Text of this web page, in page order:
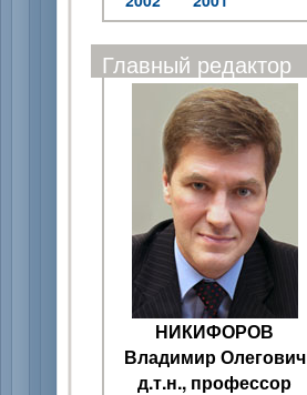
Главный редактор
НИКИФОРОВ
Владимир Олегович
д.т.н., профессор